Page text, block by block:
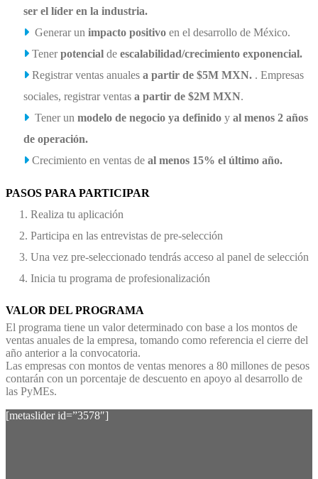
ser el líder en la industria.
Generar un impacto positivo en el desarrollo de México.
Tenerpotencial de escalabilidad/crecimiento exponencial.
Registrar ventas anuales a partir de $5M MXN. . Empresas
sociales, registrar ventas a partir de $2M MXN.
Tener un modelo de negocio ya definido y al menos 2 años
de operación.
Crecimiento en ventas de al menos 15% el último año.
PASOS PARA PARTICIPAR
Realiza tu aplicación
Participa en las entrevistas de pre-selección
Una vez pre-seleccionado tendrás acceso al panel de selección
Inicia tu programa de profesionalización
VALOR DEL PROGRAMA
El programa tiene un valor determinado con base a los montos de
ventas anuales de la empresa, tomando como referencia el cierre del
año anterior a la convocatoria.
Las empresas con montos de ventas menores a 80 millones de pesos
contarán con un porcentaje de descuento en apoyo al desarrollo de
las PyMEs.
[metaslider id=”3578″]